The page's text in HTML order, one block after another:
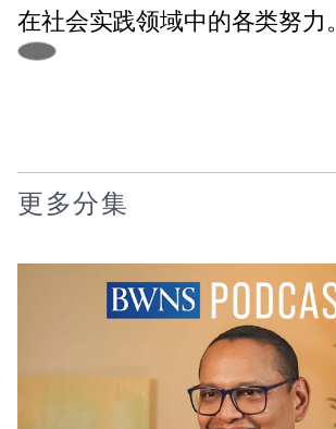
在社会实践领域中的各类努力。
更多分集